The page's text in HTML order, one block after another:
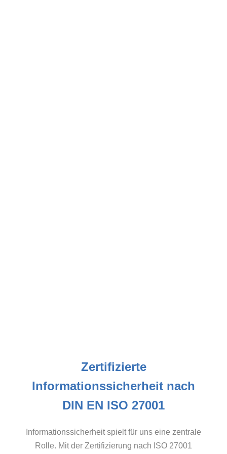
Zertifizierte
Informationssicherheit nach
DIN EN ISO 27001
Informationssicherheit spielt für uns eine zentrale
Rolle. Mit der Zertifizierung nach ISO 27001